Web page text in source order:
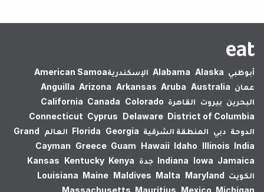
أبوظبي Alabama Alaska الإسكندرية‎American Samoa
عمان
Anguilla Arizona Arkansas Aruba Australia
البحرين بيروت القاهرة California Canada Colorado
Connecticut Cyprus Delaware District of Columbia
الدوحة دبي المنطقة الشرقية Florida Georgia العالم
Grand
Cayman Greece Guam Hawaii Idaho Illinois India
Indiana Iowa Jamaica جدة Kansas Kentucky Kenya
الكويت
Louisiana Maine Maldives Malta Maryland